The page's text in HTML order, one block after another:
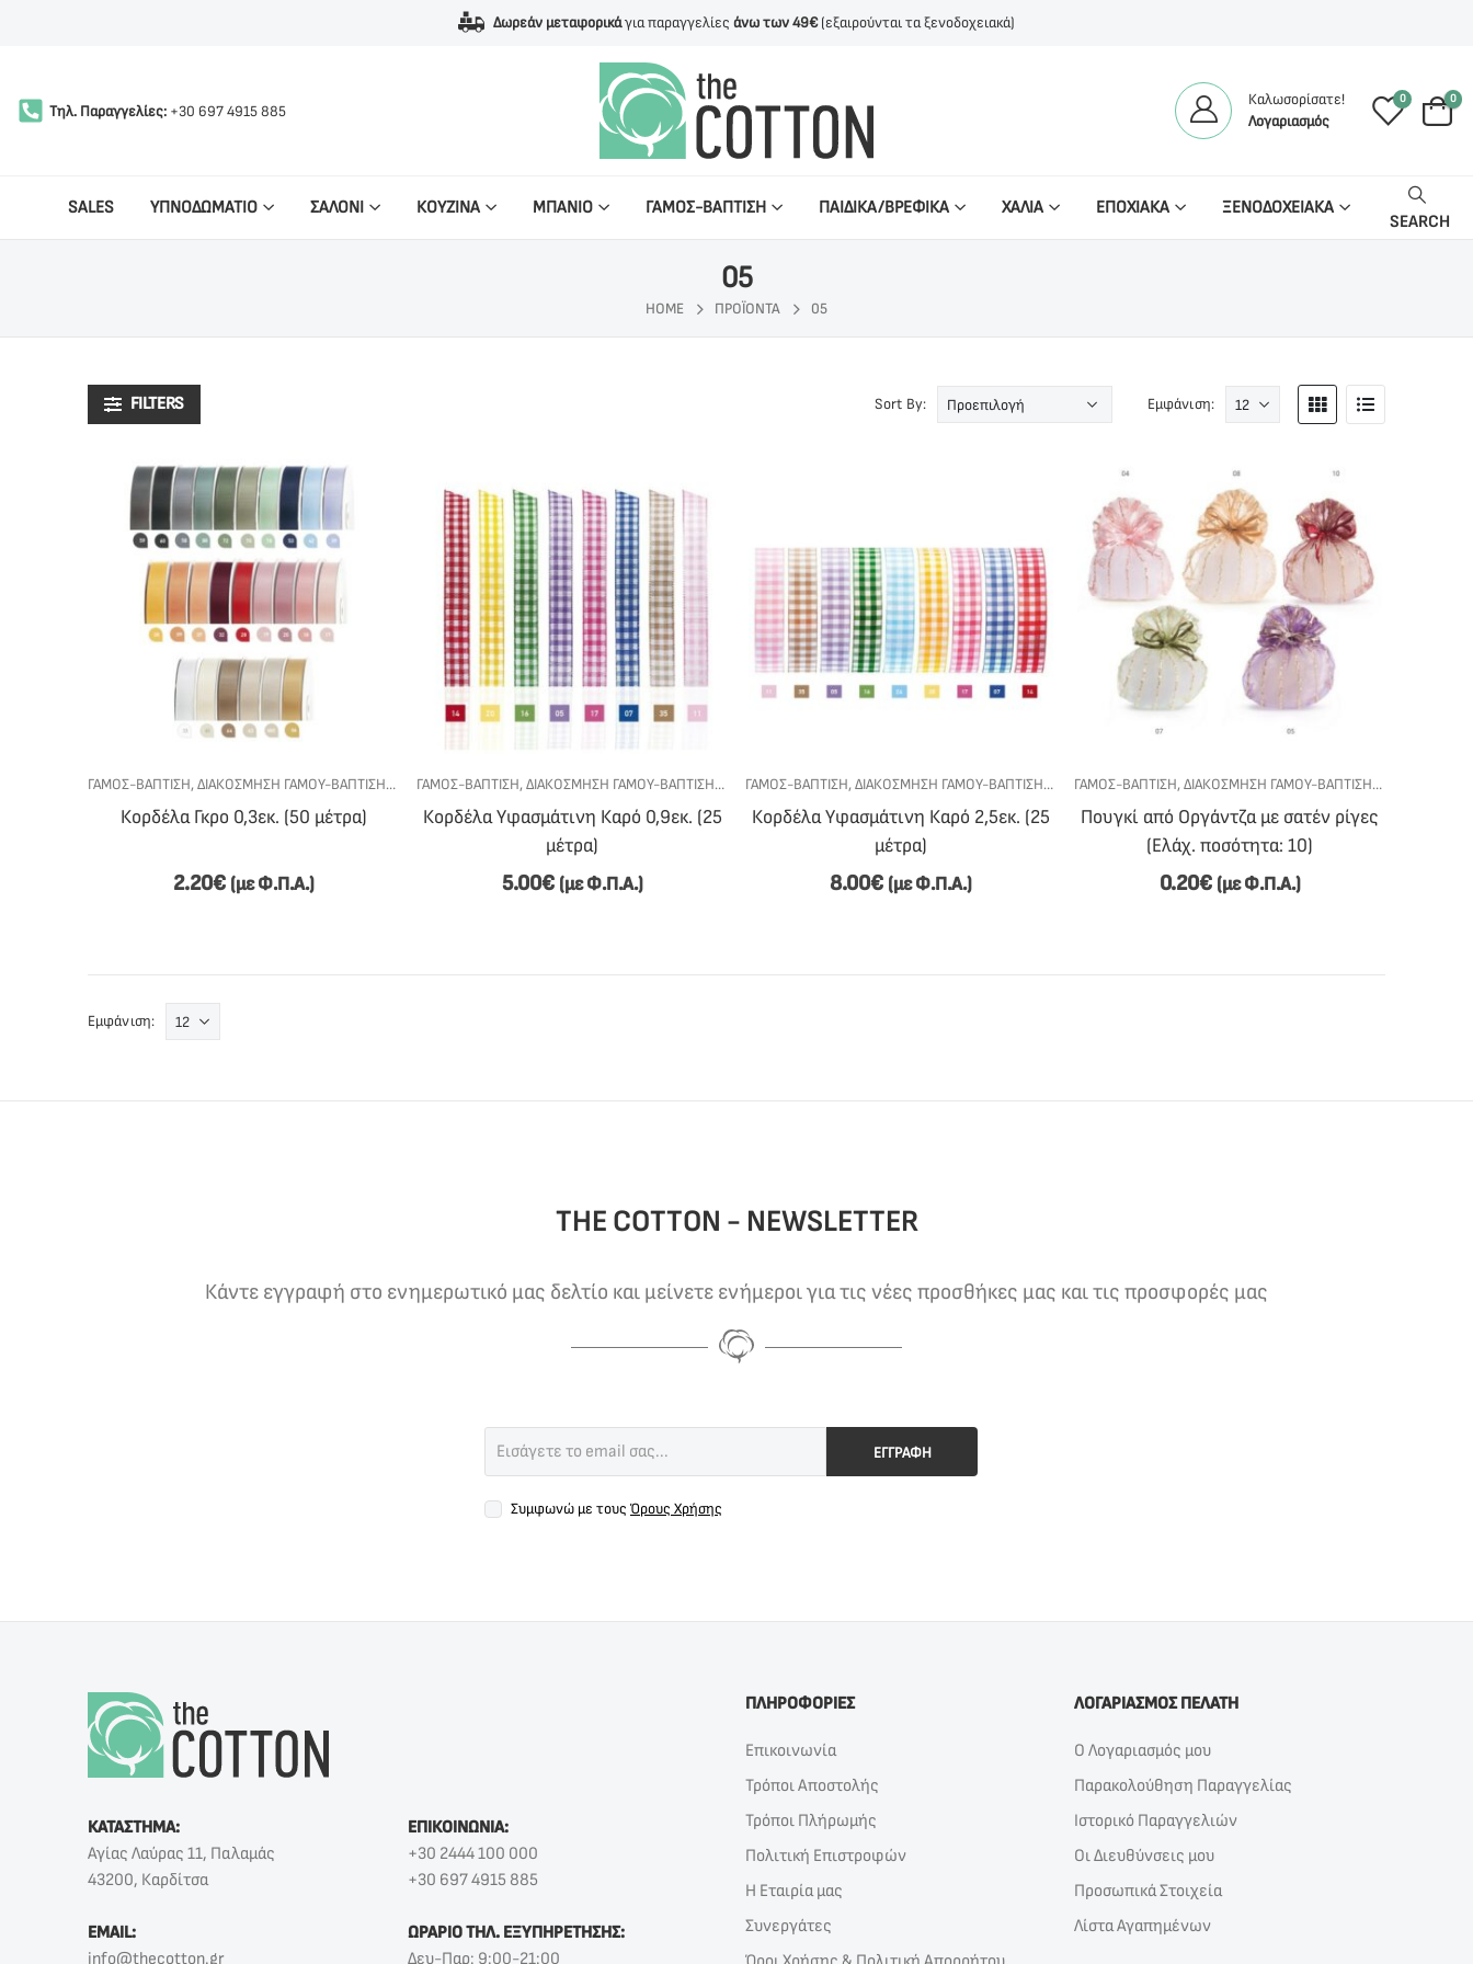
Δωρεάν μεταφορικάγια παραγγελίες άνω των 49€(εξαιρούνται τα ξενοδοχειακά)
Τηλ. Παραγγελίες: +30 697 4915 885
Καλωσορίσατε!
Λογαριασμός
0 0
SALES ΥΠΝΟΔΩΜΑΤΙΟ ΣΑΛΟΝΙ ΚΟΥΖΙΝΑ ΜΠΑΝΙΟ ΓΑΜΟΣ-ΒΑΠΤΙΣΗ ΠΑΙΔΙΚΑ/ΒΡΕΦΙΚΑ ΧΑΛΙΑ ΕΠΟΧΙΑΚΑ ΞΕΝΟΔΟΧΕΙΑΚΑ
SEARCH
05
HOME ΠΡΟΪΌΝΤΑ 05
FILTERS Sort By: Εμφάνιση:
ΓΆΜΟΣ-ΒΆΠΤΙΣΗ,ΔΙΑΚΌΣΜΗΣΗ ΓΆΜΟΥ-ΒΆΠΤΙΣΗΣ , ΚΟΡΔΈΛΕΣ,ΥΛΙΚΆ - DIY
Κορδέλα Γκρο 0,3εκ. (50 μέτρα)
2.20€ (με Φ.Π.Α.)
ΓΆΜΟΣ-ΒΆΠΤΙΣΗ,ΔΙΑΚΌΣΜΗΣΗ ΓΆΜΟΥ-ΒΆΠΤΙΣΗΣ , ΚΟΡΔΈΛΕΣ,ΥΛΙΚΆ - DIY
Κορδέλα Υφασμάτινη Καρό 0,9εκ. (25
μέτρα)
5.00€ (με Φ.Π.Α.)
ΓΆΜΟΣ-ΒΆΠΤΙΣΗ,ΔΙΑΚΌΣΜΗΣΗ ΓΆΜΟΥ-ΒΆΠΤΙΣΗΣ , ΚΟΡΔΈΛΕΣ,ΥΛΙΚΆ - DIY
Κορδέλα Υφασμάτινη Καρό 2,5εκ. (25
μέτρα)
8.00€ (με Φ.Π.Α.)
ΓΆΜΟΣ-ΒΆΠΤΙΣΗ,ΔΙΑΚΌΣΜΗΣΗ ΓΆΜΟΥ-ΒΆΠΤΙΣΗΣ ,
Πουγκί από Οργάντζα με σατέν ρίγες
(Ελάχ. ποσότητα: 10)
0.20€ (με Φ.Π.Α.)
Εμφάνιση:
THE COTTON - NEWSLETTER
Κάντε εγγραφή στο ενημερωτικό μας δελτίο και μείνετε ενήμεροι για τις νέες προσθήκες μας και τις προσφορές μας
ΕΓΓΡΑΦΗ
Συμφωνώ με τους Όρους Χρήσης
ΚΑΤΑΣΤΗΜΑ:
Αγίας Λαύρας 11, Παλαμάς
43200, Καρδίτσα
ΕΠΙΚΟΙΝΩΝΙΑ:
+30 2444 100 000
+30 697 4915 885
EMAIL:
info@thecotton.gr
ΩΡΑΡΙΟ ΤΗΛ. ΕΞΥΠΗΡΕΤΗΣΗΣ:
Δευ-Παρ: 9:00-21:00
ΠΛΗΡΟΦΟΡΙΕΣ
Επικοινωνία
Τρόποι Αποστολής
Τρόποι Πλήρωμής
Πολιτική Επιστροφών
Η Εταιρία μας
Συνεργάτες
ΛΟΓΑΡΙΑΣΜΟΣ ΠΕΛΑΤΗ
Ο Λογαριασμός μου
Παρακολούθηση Παραγγελίας
Ιστορικό Παραγγελιών
Οι Διευθύνσεις μου
Προσωπικά Στοιχεία
Λίστα Αγαπημένων